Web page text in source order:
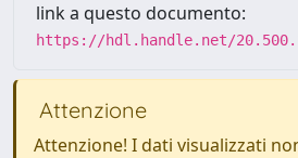
link a questo documento:
https://hdl.handle.net/
Attenzione
Attenzione! I dati visualizzati